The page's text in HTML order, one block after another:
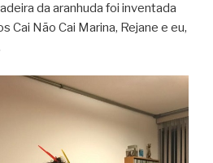
da aranhuda foi inventada
Cai Não Cai Marina, Rejane e eu,